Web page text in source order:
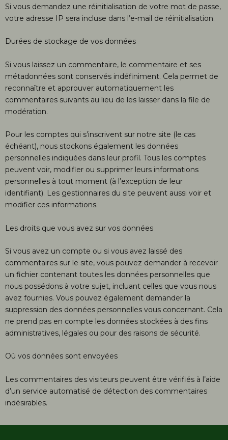
Si vous demandez une réinitialisation de votre mot de passe,
votre adresse IP sera incluse dans l’e-mail de réinitialisation.
Durées de stockage de vos données
Si vous laissez un commentaire, le commentaire et ses
métadonnées sont conservés indéfiniment. Cela permet de
reconnaître et approuver automatiquement les
commentaires suivants au lieu de les laisser dans la file de
modération.
Pour les comptes qui s’inscrivent sur notre site (le cas
échéant), nous stockons également les données
personnelles indiquées dans leur profil. Tous les comptes
peuvent voir, modifier ou supprimer leurs informations
personnelles à tout moment (à l’exception de leur
identifiant). Les gestionnaires du site peuvent aussi voir et
modifier ces informations.
Les droits que vous avez sur vos données
Si vous avez un compte ou si vous avez laissé des
commentaires sur le site, vous pouvez demander à recevoir
un fichier contenant toutes les données personnelles que
nous possédons à votre sujet, incluant celles que vous nous
avez fournies. Vous pouvez également demander la
suppression des données personnelles vous concernant. Cela
ne prend pas en compte les données stockées à des fins
administratives, légales ou pour des raisons de sécurité.
Où vos données sont envoyées
Les commentaires des visiteurs peuvent être vérifiés à l’aide
d’un service automatisé de détection des commentaires
indésirables.